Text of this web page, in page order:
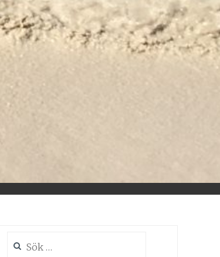
efter: